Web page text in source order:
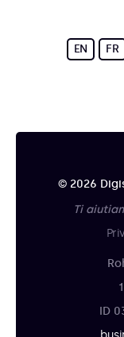
EN FR
© 2026
Ti
ID